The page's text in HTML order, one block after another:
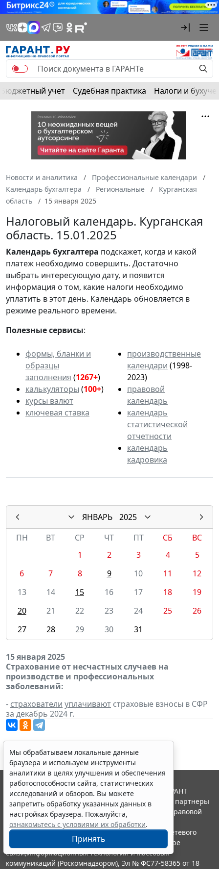
Бюджетный учет Судебная практика Налоги и
Новости и аналитика
Профессиональные календари
Календарь бухгалтера
Региональные
Курганская
область
15 января 2025
Налоговый календарь. Курганская
область. 15.01.2025
Календарьбухгалтера подскажет, когда и какой
платеж необходимо совершить. Достаточно
выбрать интересующую дату, и появится
информация о том, какие налоги необходимо
уплатить в этот день. Календарь обновляется в
режиме реального времени.
Полезные сервисы:
формы, бланки и
образцы
заполнения (1267+)
калькуляторы (100+)
курсы валют
ключевая ставка
производственные
календари (1998-
2023)
правовой
календарь
календарь
статистической
отчетности
календарь
кадровика
ЯНВАРЬ
2025
ПН
ВТ СР ЧТ ПТ СБ
ВС
1
2 3 4
5
6
7 8 9 10 11
12
13
14 15 16 17 18
19
20
21 22 23 24 25
26
27
28 29 30 31
15 января 2025
Страхование от несчастных случаев на
производстве и профессиональных
заболеваний:
- страхователи уплачивают страховые взносы в СФР
за декабрь 2024 г.
Мы обрабатываем локальные данные
браузера и используем инструменты
аналитики в целях улучшения и обеспечения
работоспособности сайта, статистических
исследований и обзоров. Вы можете
запретить обработку указанных данных в
настройках браузера. Пожалуйста,
ознакомьтесь с условиями их обработки.
Принять
© ООО "НПП "ГАРАНТ-СЕРВИС", 2026. Система ГАРАНТ
выпускается с 1990 года. Компания "Гарант" и ее партнеры
являются участниками Российской ассоциации правовой
информации ГАРАНТ.
Портал ГАРАНТ.РУ зарегистрирован в качестве сетевого
издания Федеральной службой по надзору в сфере
связи,информационных технологий и массовых
коммуникаций (Роскомнадзором), Эл № ФС77-58365 от 18